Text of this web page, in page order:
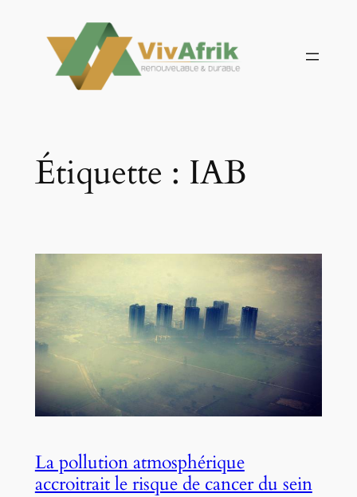
contenu
Étiquette : IAB
La pollution atmosphérique
accroitrait le risque de cancer du sein